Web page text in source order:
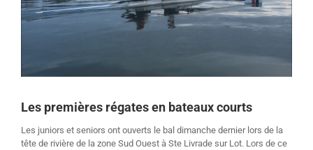
Les premières régates en bateaux courts
Les juniors et seniors ont ouverts le bal dimanche dernier lors de la
tête de rivière de la zone Sud Ouest à Ste Livrade sur Lot. Lors de ce